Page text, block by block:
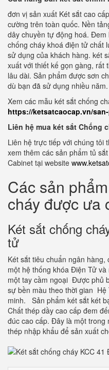
đơn vị sản xuất Két sắt cao
cường trên toàn quốc. Nền
dây chuyền tự động hoá.
chống cháy khoá điện tử chất
sử dụng của khách hàng. két
xuất với thiết kế gọn gàng, rất
lâu dài. Sản phẩm được sơn
dù bạn đã sử dụng nhiều năm.
Xem các mẫu két sắt chống
https://ketsatcaocap.vn/
Liên hệ mua két sắt Chống
Liên hệ trực tiếp với chúng tôi
xem thêm các sản phẩm tủ
Cabinet tại website
Các sản
cháy được ưa
Két sắt chống
tử
Két sắt tiêu chuẩn ngân
một hệ thống khóa Điện Tử
một tay cầm ngoại Được phủ
sự bền màu theo thời gian Hệ
minh. Sản phẩm két sắt két
Chất thép dầy cao cấp đem
đúc cao cấp. Đây là một
thép nhập khẩu để sản xuất